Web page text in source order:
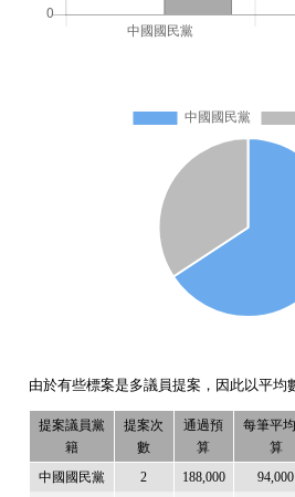
由於有些標案是多議員提案，因此以平均
提案議員黨
籍
提案次
數
通過預
算
每筆平
算
中國國民黨 2 188,000 94,000